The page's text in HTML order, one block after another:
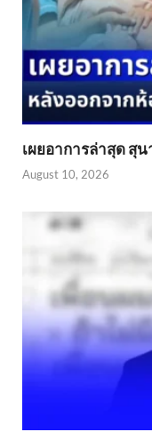
เผยอาการล่าสุด สุน
August 10, 2026